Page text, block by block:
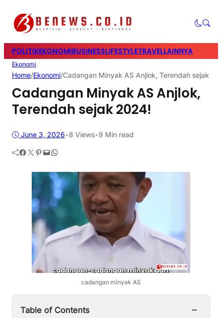
POLITIKEKONOMIBUSINESSLIFESTYLETRAVELLAINNYA
Ekonomi
Home/Ekonomi/Cadangan Minyak AS Anjlok, Terendah sejak
Cadangan Minyak AS Anjlok,
Terendah sejak 2024!
June 3, 2026•8 Views•9 Min read
Facebook Twitter Pinterest Mail WhatsApp
cadangan minyak AS
Table of Contents −